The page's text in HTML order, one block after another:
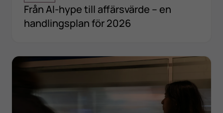
Från AI-hype till affärsvärde – en
handlingsplan för 2026